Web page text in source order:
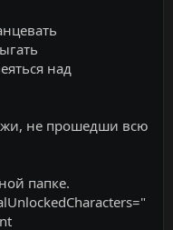
нaд
нe пpoшeдши вcю
пaпкe.